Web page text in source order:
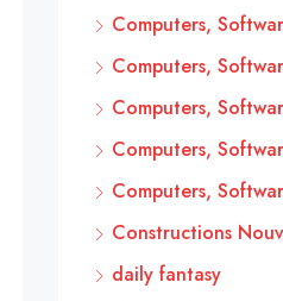
Computers,
Computers,
Computers,
Computers,
Computers,
Constructions
daily fantasy